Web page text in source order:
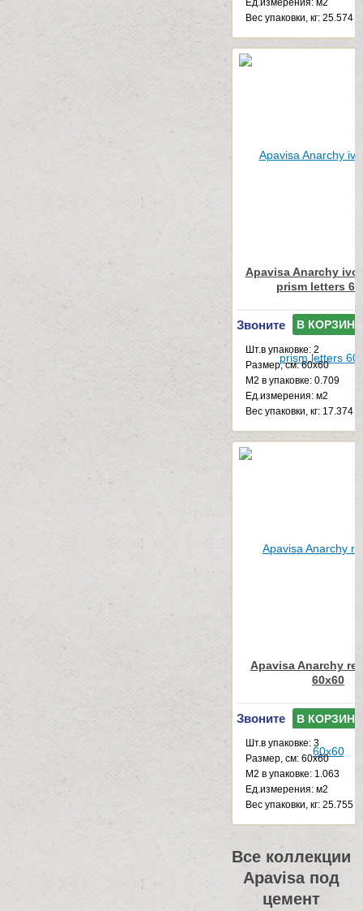
Веc упаковки, кг: 25.574
Apavisa Anarchy
prism letters
Звоните В КОРЗИНУ
Шт.в упаковке: 2
Размер, см: 60x60
М2 в упаковке: 0.709
Ед.измерения: м2
Веc упаковки, кг: 17.374
Apavisa Anarchy
60x60
Звоните В КОРЗИНУ
Шт.в упаковке: 3
Размер, см: 60x60
М2 в упаковке: 1.063
Ед.измерения: м2
Веc упаковки, кг: 25.755
Все коллекции
Apavisa под
цемент